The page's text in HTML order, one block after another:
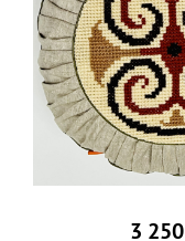
3 250